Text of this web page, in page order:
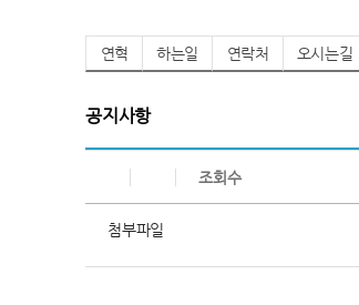
연혁 하는일 연락처 오시는길
공지사항
조회수
첨부파일